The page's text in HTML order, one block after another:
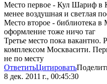
Место первое - Кул Шариф в
менее воздушная и светлая
Место второе - библиотека
оформление тоже ничо таг
Третье место пока
комплексом Москвасити.
не по месту
ОтветитьЦитировать
8 дек. 2011 г., 00:45:30